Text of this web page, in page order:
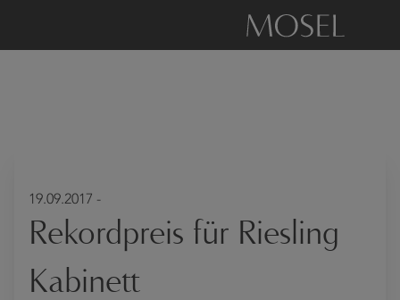
19.09.2017 -
Rekordpreis für Riesling
Kabinett